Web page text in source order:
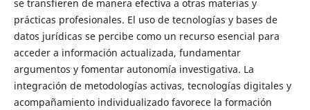
se transfieren de manera efectiva a otras materias y
prácticas profesionales. El uso de tecnologías y bases de
datos jurídicas se percibe como un recurso esencial para
acceder a información actualizada, fundamentar
argumentos y fomentar autonomía investigativa. La
integración de metodologías activas, tecnologías digitales y
acompañamiento individualizado favorece la formación